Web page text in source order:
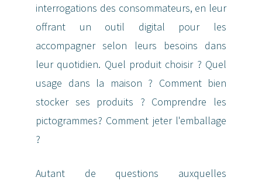
interrogations des consommateurs, en leur
offrant un outil digital pour les
accompagner selon leurs besoins dans
leur quotidien. Quel produit choisir ? Quel
usage dans la maison ? Comment bien
stocker ses produits ? Comprendre les
pictogrammes? Comment jeter l'emballage
?
Autant de questions auxquelles